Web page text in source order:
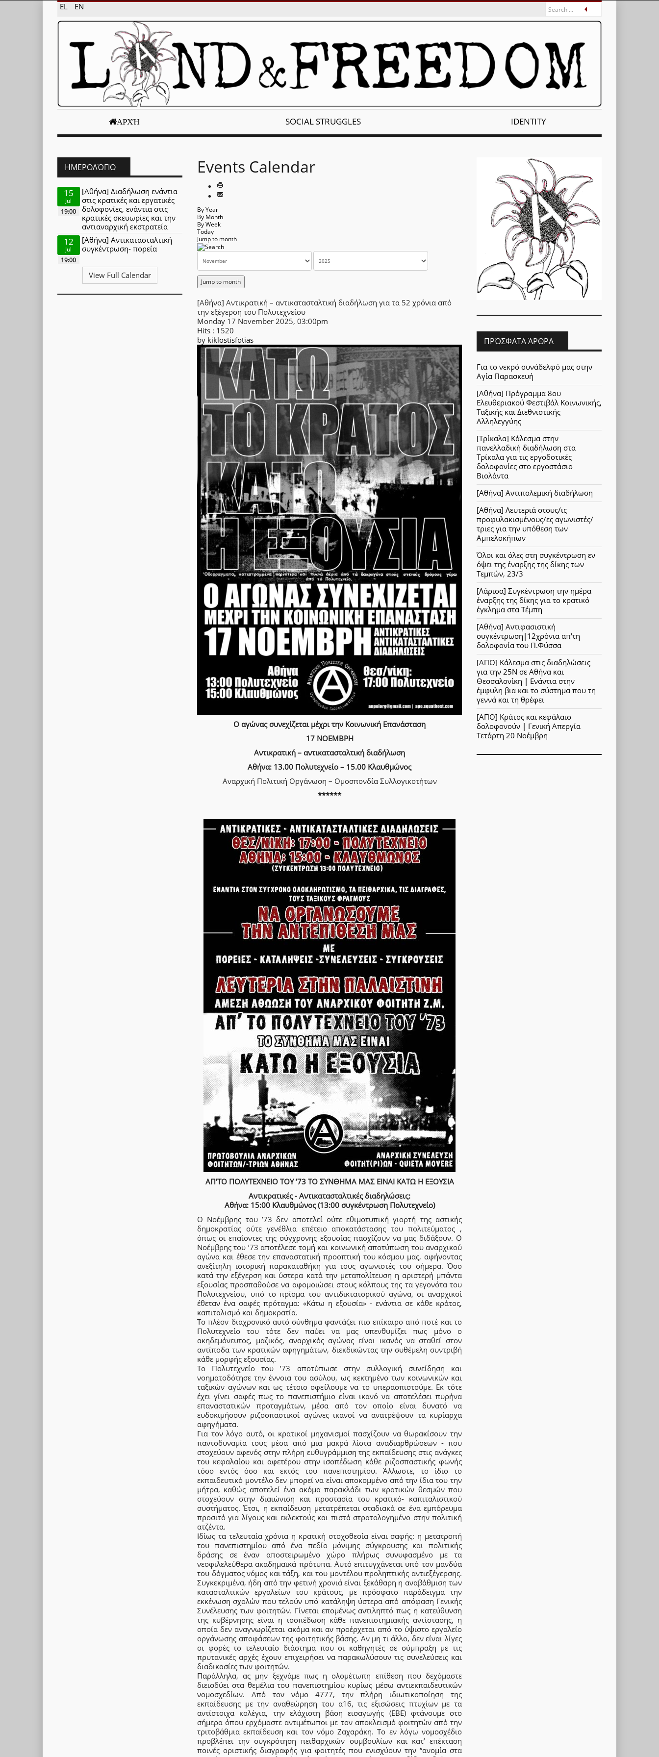
EL EN
ΑΡΧΉ SOCIAL STRUGGLES IDENTITY
Events Calendar
By Year
By Month
By Week
Today
Jump to month
Jump to month
[Αθήνα] Αντικρατική – αντικατασταλτική διαδήλωση για τα 52 χρόνια από
την εξέγερση του Πολυτεχνείου
Monday 17 November 2025, 03:00pm
Hits : 1520
by kiklostisfotias
Ο αγώνας συνεχίζεται μέχρι την Κοινωνική Επανάσταση
17 ΝΟΕΜΒΡΗ
Αντικρατική – αντικατασταλτική διαδήλωση
Αθήνα: 13.00 Πολυτεχνείο – 15.00 Κλαυθμώνος
Αναρχική Πολιτική Οργάνωση – Ομοσπονδία Συλλογικοτήτων
******
ΑΠ’ΤΟ ΠΟΛΥΤΕΧΝΕΙΟ ΤΟΥ ’73 ΤΟ ΣΥΝΘΗΜΑ ΜΑΣ ΕΙΝΑΙ ΚΑΤΩ Η ΕΞΟΥΣΙΑ
Αντικρατικές - Αντικατασταλτικές διαδηλώσεις:
Αθήνα: 15:00 Κλαυθμώνος (13:00 συγκέντρωση Πολυτεχνείο)
Ο Νοέμβρης του ’73 δεν αποτελεί ούτε εθιμοτυπική γιορτή της αστικής
δημοκρατίας ούτε γενέθλια επέτειο αποκατάστασης του πολιτεύματος ,
όπως οι επαΐοντες της σύγχρονης εξουσίας πασχίζουν να μας διδάξουν. Ο
Νοέμβρης του ’73 αποτέλεσε τομή και κοινωνική αποτύπωση του αναρχικού
αγώνα και έθεσε την επαναστατική προοπτική του κόσμου μας, αφήνοντας
ανεξίτηλη ιστορική παρακαταθήκη για τους αγωνιστές του σήμερα. Όσο
κατά την εξέγερση και ύστερα κατά την μεταπολίτευση η αριστερή μπάντα
εξουσίας προσπαθούσε να αφομοιώσει στους κόλπους της τα γεγονότα του
Πολυτεχνείου, υπό το πρίσμα του αντιδικτατορικού αγώνα, οι αναρχικοί
έθεταν ένα σαφές πρόταγμα: «Κάτω η εξουσία» - ενάντια σε κάθε κράτος,
καπιταλισμό και δημοκρατία.
Το πλέον διαχρονικό αυτό σύνθημα φαντάζει πιο επίκαιρο από ποτέ και το
Πολυτεχνείο του τότε δεν παύει να μας υπενθυμίζει πως μόνο ο
ακηδεμόνευτος, μαζικός, αναρχικός αγώνας είναι ικανός να σταθεί στον
αντίποδα των κρατικών αφηγημάτων, διεκδικώντας την συθέμελη συντριβή
κάθε μορφής εξουσίας.
Το Πολυτεχνείο του ’73 αποτύπωσε στην συλλογική συνείδηση και
νοηματοδότησε την έννοια του ασύλου, ως κεκτημένο των κοινωνικών και
ταξικών αγώνων και ως τέτοιο οφείλουμε να το υπερασπιστούμε. Εκ τότε
έχει γίνει σαφές πως το πανεπιστήμιο είναι ικανό να αποτελέσει πυρήνα
επαναστατικών προταγμάτων, μέσα από τον οποίο είναι δυνατό να
ευδοκιμήσουν ριζοσπαστικοί αγώνες ικανοί να ανατρέψουν τα κυρίαρχα
αφηγήματα.
Για τον λόγο αυτό, οι κρατικοί μηχανισμοί πασχίζουν να θωρακίσουν την
παντοδυναμία τους μέσα από μια μακρά λίστα αναδιαρθρώσεων - που
στοχεύουν αφενός στην πλήρη ευθυγράμμιση της εκπαίδευσης στις ανάγκες
του κεφαλαίου και αφετέρου στην ισοπέδωση κάθε ριζοσπαστικής φωνής
τόσο εντός όσο και εκτός του πανεπιστημίου. Άλλωστε, το ίδιο το
εκπαιδευτικό μοντέλο δεν μπορεί να είναι αποκομμένο από την ίδια του την
μήτρα, καθώς αποτελεί ένα ακόμα παρακλάδι των κρατικών θεσμών που
στοχεύουν στην διαιώνιση και προστασία του κρατικό- καπιταλιστικού
συστήματος. Έτσι, η εκπαίδευση μετατρέπεται σταδιακά σε ένα εμπόρευμα
προσιτό για λίγους και εκλεκτούς και πιστά στρατολογημένο στην πολιτική
ατζέντα.
Ιδίως τα τελευταία χρόνια η κρατική στοχοθεσία είναι σαφής: η μετατροπή
του πανεπιστημίου από ένα πεδίο μόνιμης σύγκρουσης και πολιτικής
δράσης σε έναν αποστειρωμένο χώρο πλήρως συνυφασμένο με τα
νεοφιλελεύθερα ακαδημαϊκά πρότυπα. Αυτό επιτυγχάνεται υπό τον μανδύα
του δόγματος νόμος και τάξη, και του μοντέλου προληπτικής αντιεξέγερσης.
Συγκεκριμένα, ήδη από την φετινή χρονιά είναι ξεκάθαρη η αναβάθμιση των
κατασταλτικών εργαλείων του κράτους, με πρόσφατο παράδειγμα την
εκκένωση σχολών που τελούν υπό κατάληψη ύστερα από απόφαση Γενικής
Συνέλευσης των φοιτητών. Γίνεται επομένως αντιληπτό πως η κατεύθυνση
της κυβέρνησης είναι η ισοπέδωση κάθε πανεπιστημιακής αντίστασης, η
οποία δεν αναγνωρίζεται ακόμα και αν προέρχεται από το ύψιστο εργαλείο
οργάνωσης αποφάσεων της φοιτητικής βάσης. Αν μη τι άλλο, δεν είναι λίγες
οι φορές το τελευταίο διάστημα που οι καθηγητές σε σύμπραξη με τις
πρυτανικές αρχές έχουν επιχειρήσει να παρακωλύσουν τις συνελεύσεις και
διαδικασίες των φοιτητών.
Παράλληλα, ας μην ξεχνάμε πως η ολομέτωπη επίθεση που δεχόμαστε
διεισδύει στα θεμέλια του πανεπιστημίου κυρίως μέσω αντιεκπαιδευτικών
νομοσχεδίων. Από τον νόμο 4777, την πλήρη ιδιωτικοποίηση της
εκπαίδευσης με την αναθεώρηση του α16, τις εξισώσεις πτυχίων με τα
αντίστοιχα κολέγια, την ελάχιστη βάση εισαγωγής (ΕΒΕ) φτάνουμε στο
σήμερα όπου ερχόμαστε αντιμέτωποι με τον αποκλεισμό φοιτητών από την
τριτοβάθμια εκπαίδευση και τον νόμο Ζαχαράκη. Το εν λόγω νομοσχέδιο
προβλέπει την συγκρότηση πειθαρχικών συμβουλίων και κατ’ επέκταση
ποινές οριστικής διαγραφής για φοιτητές που ενισχύουν την “ανομία στα
ΗΜΕΡΟΛΌΓΙΟ
15
Jul
19:00
[Αθήνα] Διαδήλωση ενάντια
στις κρατικές και εργατικές
δολοφονίες, ενάντια στις
κρατικές σκευωρίες και την
αντιαναρχική εκστρατεία
12
Jul
19:00
[Αθήνα] Αντικατασταλτική
συγκέντρωση- πορεία
View Full Calendar
ΠΡΌΣΦΑΤΑ ΆΡΘΡΑ
Για το νεκρό συνάδελφό μας στην
Αγία Παρασκευή
[Αθήνα] Πρόγραμμα 8ου
Ελευθεριακού Φεστιβάλ Κοινωνικής,
Ταξικής και Διεθνιστικής
Αλληλεγγύης
[Τρίκαλα] Κάλεσμα στην
πανελλαδική διαδήλωση στα
Τρίκαλα για τις εργοδοτικές
δολοφονίες στο εργοστάσιο
Βιολάντα
[Αθήνα] Αντιπολεμική διαδήλωση
[Αθήνα] Λευτεριά στους/ις
προφυλακισμένους/ες αγωνιστές/
τριες για την υπόθεση των
Αμπελοκήπων
Όλοι και όλες στη συγκέντρωση εν
όψει της έναρξης της δίκης των
Τεμπών, 23/3
[Λάρισα] Συγκέντρωση την ημέρα
έναρξης της δίκης για το κρατικό
έγκλημα στα Τέμπη
[Αθήνα] Αντιφασιστική
συγκέντρωση|12χρόνια απ'τη
δολοφονία του Π.Φύσσα
[ΑΠΟ] Κάλεσμα στις διαδηλώσεις
για την 25Ν σε Αθήνα και
Θεσσαλονίκη | Ενάντια στην
έμφυλη βια και το σύστημα που τη
γεννά και τη θρέφει
[ΑΠΟ] Κράτος και κεφάλαιο
δολοφονούν | Γενική Απεργία
Τετάρτη 20 Νοέμβρη